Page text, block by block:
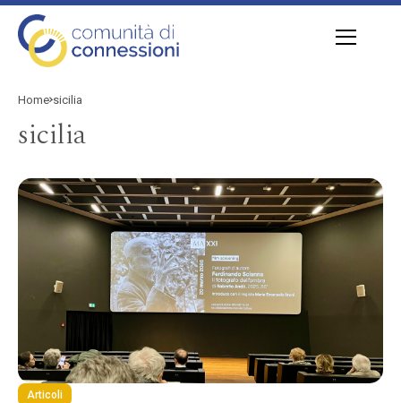
Home sicilia
sicilia
Articoli